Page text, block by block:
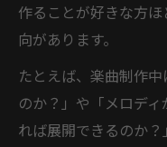
作ることが好きな方
向があります。
たとえば、楽曲制作
のか？」や「メロデ
れば展開できるのか